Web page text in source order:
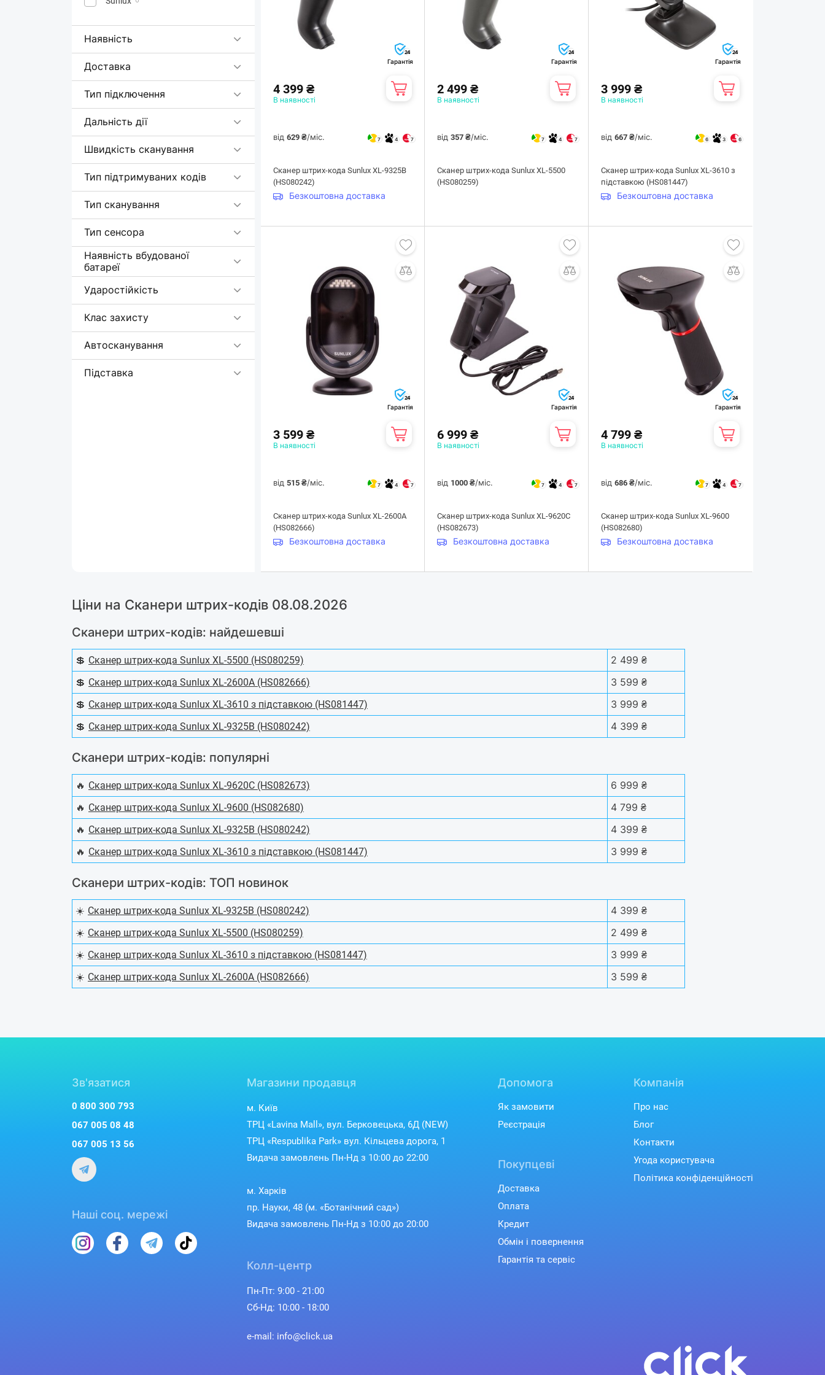
Наявність
Доставка
Тип підключення
Дальність дії
Швидкість сканування
Тип підтримуваних кодів
Тип сканування
Тип сенсора
Наявність вбудованої
батареї
Ударостійкість
Клас захисту
Автосканування
Підставка
24
Гарантія
4 399 ₴
В наявності
від 629 ₴/міс. 7 4 7
Сканер штрих-кода Sunlux XL-9325B
(HS080242)
Безкоштовна доставка
24
Гарантія
2 499 ₴
В наявності
від357 ₴/міс. 7 4 7
Сканер штрих-кода Sunlux XL-5500
(HS080259)
24
Гарантія
3 999 ₴
В наявності
від667 ₴/міс. 6 3 6
Сканер штрих-кода Sunlux XL-3610 з
підставкою (HS081447)
Безкоштовна доставка
24
Гарантія
3 599 ₴
В наявності
від 515 ₴/міс. 7 4 7
Сканер штрих-кода Sunlux XL-2600A
(HS082666)
Безкоштовна доставка
24
Гарантія
6 999 ₴
В наявності
від 1000 ₴/міс. 7 4 7
Сканер штрих-кода Sunlux XL-9620C
(HS082673)
Безкоштовна доставка
24
Гарантія
4 799 ₴
В наявності
від686 ₴/міс. 7 4 7
Сканер штрих-кода Sunlux XL-9600
(HS082680)
Безкоштовна доставка
Ціни на Сканери штрих-кодів 08.08.2026
Сканери штрих-кодів: найдешевші
💲 Сканер штрих-кода Sunlux XL-5500 (HS080259)
2 499 ₴
💲 Сканер штрих-кода Sunlux XL-2600A (HS082666)
3 599 ₴
💲 Сканер штрих-кода Sunlux XL-3610 з підставкою (HS081447)
3 999 ₴
💲 Сканер штрих-кода Sunlux XL-9325B (HS080242) 4 399 ₴
Сканери штрих-кодів: популярні
🔥 Сканер штрих-кода Sunlux XL-9620C (HS082673)
6 999 ₴
🔥 Сканер штрих-кода Sunlux XL-9600 (HS082680)
4 799 ₴
🔥 Сканер штрих-кода Sunlux XL-9325B (HS080242)
4 399 ₴
🔥 Сканер штрих-кода Sunlux XL-3610 з підставкою (HS081447) 3 999 ₴
Сканери штрих-кодів: ТОП новинок
☀️ Сканер штрих-кода Sunlux XL-9325B (HS080242)
4 399 ₴
☀️ Сканер штрих-кода Sunlux XL-5500 (HS080259)
2 499 ₴
☀️ Сканер штрих-кода Sunlux XL-3610 з підставкою (HS081447)
3 999 ₴
☀️ Сканер штрих-кода Sunlux XL-2600A (HS082666) 3 599 ₴
Зв'язатися
0 800 300 793
067 005 08 48
067 005 13 56
Наші соц. мережі
Магазини продавця
м. Київ
ТРЦ «Lavina Mall», вул. Берковецька, 6Д (NEW)
ТРЦ «Respublika Park» вул. Кільцева дорога, 1
Видача замовлень Пн-Нд з 10:00 до 22:00
м. Харків
пр. Науки, 48 (м. «Ботанічний сад»)
Видача замовлень Пн-Нд з 10:00 до 20:00
Колл-центр
Пн-Пт: 9:00 - 21:00
Сб-Нд: 10:00 - 18:00
e-mail: info@click.ua
Допомога
Як замовити
Реєстрація
Покупцеві
Доставка
Оплата
Кредит
Обмін і повернення
Гарантія та сервіс
Компанія
Про нас
Блог
Контакти
Угода користувача
Політика конфіденційності